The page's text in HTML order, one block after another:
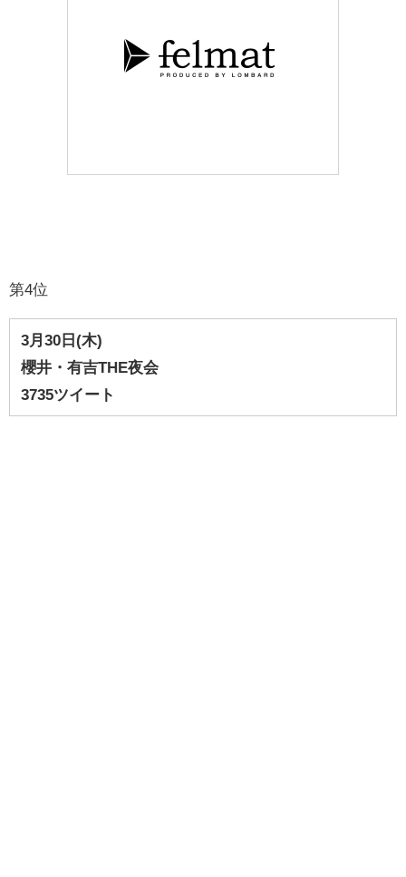
第4位
3月30 日(木)
櫻井・有吉THE夜会
3735ツイート